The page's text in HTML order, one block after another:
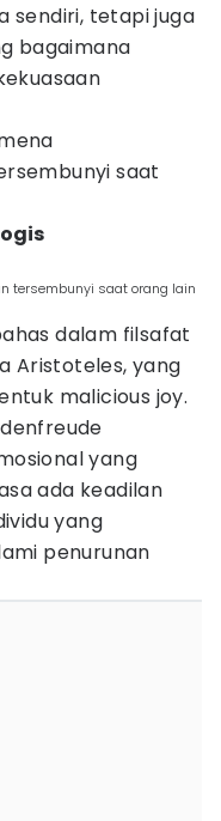
sendiri, tetapi juga
bagaimana
saat
tersembunyi saat orang lain
dalam filsafat
Aristoteles, yang
malicious joy.
yang
ada keadilan
yang
penurunan